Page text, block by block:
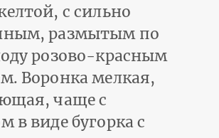
с сильно
размытым по
розово-красным
Воронка мелкая,
чаще с
в виде бугорка с